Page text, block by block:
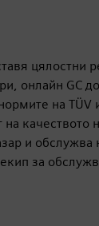
цялостни
онлайн GC
на TÜV
качеството
и
за